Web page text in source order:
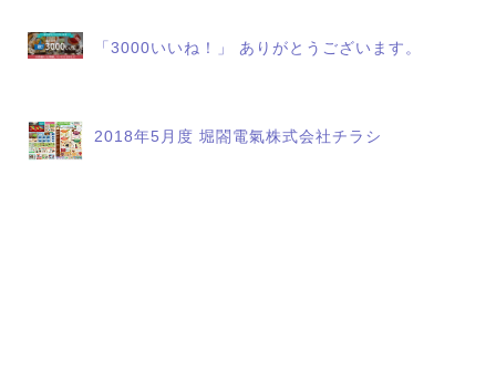
「3000いいね！」 ありがとうございます。
2018年5月度 堀閤電氣株式会社チラシ